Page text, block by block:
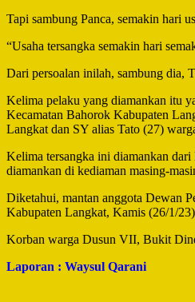
Tapi sambung Panca, semakin hari
“Usaha tersangka semakin hari
Dari persoalan inilah, sambung dia,
Kelima pelaku yang diamankan itu
Kecamatan Bahorok Kabupaten
Langkat dan SY alias Tato (27)
Kelima tersangka ini diamankan
diamankan di kediaman masing-
Diketahui, mantan anggota Dewan
Kabupaten Langkat, Kamis (26/1/
Korban warga Dusun VII, Bukit
Laporan : Waysul Qarani